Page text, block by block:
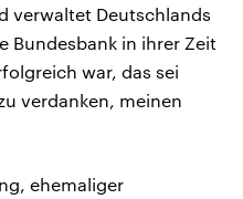
verwaltet Deutschlands
Bundesbank in ihrer Zeit
war, das sei
verdanken, meinen
ehemaliger